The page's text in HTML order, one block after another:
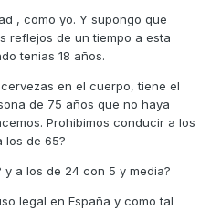
, como yo. Y supongo que
reflejos de un tiempo a esta
tenias 18 años.
en el cuerpo, tiene el
de 75 años que no haya
Prohibimos conducir a los
los de 65?
a los de 24 con 5 y media?
legal en España y como tal